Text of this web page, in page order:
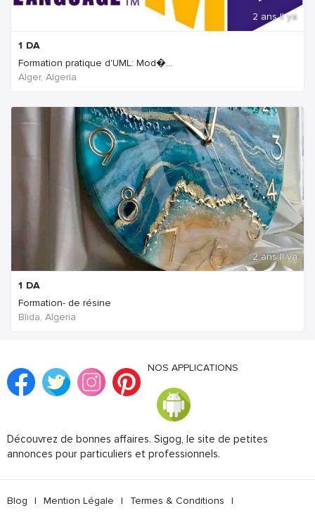
2 ans Il ya
1 DA
Formation pratique d'UML: Mod�...
Alger, Algeria
2 ans Il ya
1 DA
Formation- de résine
Blida, Algeria
NOS APPLICATIONS
Découvrez de bonnes affaires. Sigog, le site de petites
annonces pour particuliers et professionnels.
Blog | Mention Légale | Termes & Conditions |